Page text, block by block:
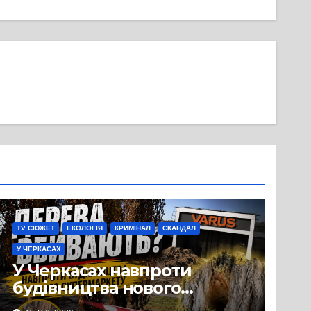
TV СЮЖЕТ ЕКОЛОГІЯ КРИМІНАЛ СКАНДАЛ
У ЧЕРКАСАХ
У Черкасах навпроти
будівництва нового
супермаркету VARUS на